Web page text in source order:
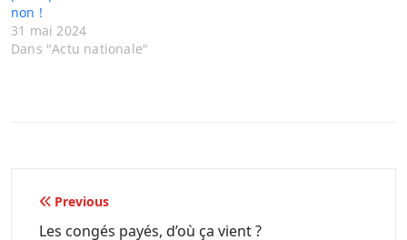
non !
31 mai 2024
Dans "Actu nationale"
Navigation
de
Previous
Les congés payés, d’où ça vient ?